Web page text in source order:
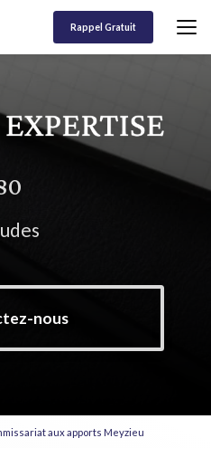
Rappel Gratuit
nous
aux apports Meyzieu